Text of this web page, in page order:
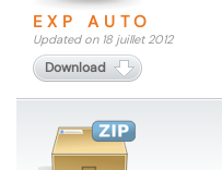
EXP AUTO
Updated on 18 juillet 2012
Download